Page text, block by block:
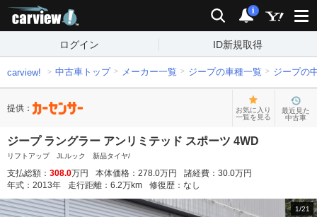
検索 通知
i
ログイン ID新規取得
carview! 中古車トップ メーカー一覧 ジープの車種一覧 ジープの
提供：
お気に入り
一覧を見る
最近見た
中古車
ジープ ラングラー アンリミテッド スポーツ 4WD
リフトアップ JLルック 新品タイヤ/
支払総額： 308.0万円 本体価格： 278.0万円 諸経費： 30.0万円
年式： 2013年 走行距離： 6.2万km 修復歴： なし
1/21